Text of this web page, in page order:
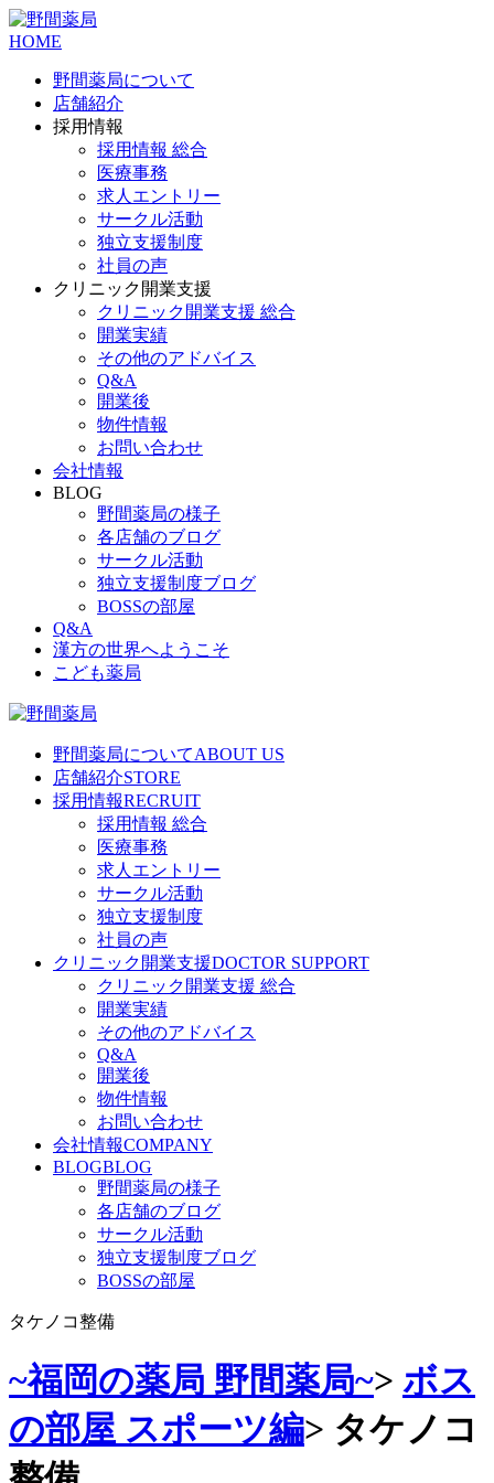
HOME
野間薬局について
店舗紹介
採用情報
採用情報 総合
医療事務
求人エントリー
サークル活動
独立支援制度
社員の声
クリニック開業支援
クリニック開業支援 総合
開業実績
その他のアドバイス
Q&A
開業後
物件情報
お問い合わせ
会社情報
BLOG
野間薬局の様子
各店舗のブログ
サークル活動
独立支援制度ブログ
BOSSの部屋
Q&A
漢方の世界へようこそ
こども薬局
野間薬局についてABOUT US
店舗紹介STORE
採用情報RECRUIT
採用情報 総合
医療事務
求人エントリー
サークル活動
独立支援制度
社員の声
クリニック開業支援DOCTOR SUPPORT
クリニック開業支援 総合
開業実績
その他のアドバイス
Q&A
開業後
物件情報
お問い合わせ
会社情報COMPANY
BLOGBLOG
野間薬局の様子
各店舗のブログ
サークル活動
独立支援制度ブログ
BOSSの部屋
タケノコ整備
~福岡の薬局 野間薬局~> ボス
の部屋 スポーツ編> タケノコ